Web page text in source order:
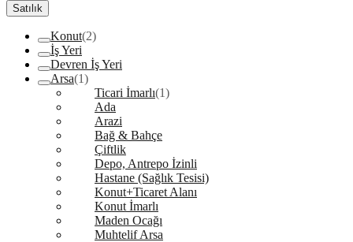
Satılık
Konut(2)
İş Yeri
Devren İş Yeri
Arsa(1)
Ticari İmarlı(1)
Ada
Arazi
Bağ & Bahçe
Çiftlik
Depo, Antrepo İzinli
Hastane (Sağlık Tesisi)
Konut+Ticaret Alanı
Konut İmarlı
Maden Ocağı
Muhtelif Arsa